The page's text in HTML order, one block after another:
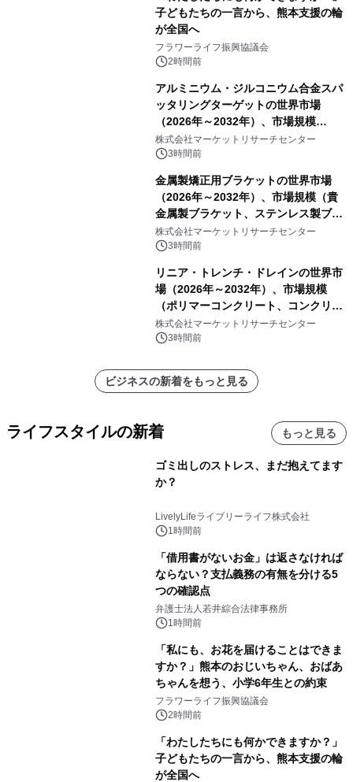
子どもたちの一言から、熊本支援の輪
が全国へ
フラワーライフ振興協議会
2時間前
アルミニウム・ジルコニウム合金スパ
ッタリングターゲットの世界市場
（2026年～2032年）、市場規模
（0.995、0.999、その他）・分析レポ
ートを発表
株式会社マーケットリサーチセンター
3時間前
金属製矯正用ブラケットの世界市場
（2026年～2032年）、市場規模（貴
金属製ブラケット、ステンレス製ブラ
ケット、純チタン製ブラケット）・分
析レポートを発表
株式会社マーケットリサーチセンター
3時間前
リニア・トレンチ・ドレインの世界市
場（2026年～2032年）、市場規模
（ポリマーコンクリート、コンクリー
ト、プラスチック、金属）・分析レポ
ートを発表
株式会社マーケットリサーチセンター
3時間前
ビジネスの新着をもっと見る
ライフスタイルの新着 もっと見る
ゴミ出しのストレス、まだ抱えてます
か？
LivelyLifeライブリーライフ株式会社
1時間前
「借用書がないお金」は返さなければ
ならない？支払義務の有無を分ける5
つの確認点
弁護士法人若井綜合法律事務所
1時間前
「私にも、お花を届けることはできま
すか？」熊本のおじいちゃん、おばあ
ちゃんを想う、小学6年生との約束
フラワーライフ振興協議会
2時間前
「わたしたちにも何かできますか？」
子どもたちの一言から、熊本支援の輪
が全国へ